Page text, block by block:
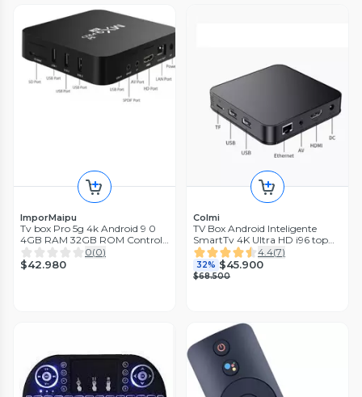
ImporMaipu
Tv box Pro 5g 4k Android 9 0
4GB RAM 32GB ROM Control
Negro
0(0)
$42.980
Colmi
TV Box Android Inteligente
SmartTv 4K Ultra HD i96 top
ventas
4.4(7)
32% $45.900
$68.500